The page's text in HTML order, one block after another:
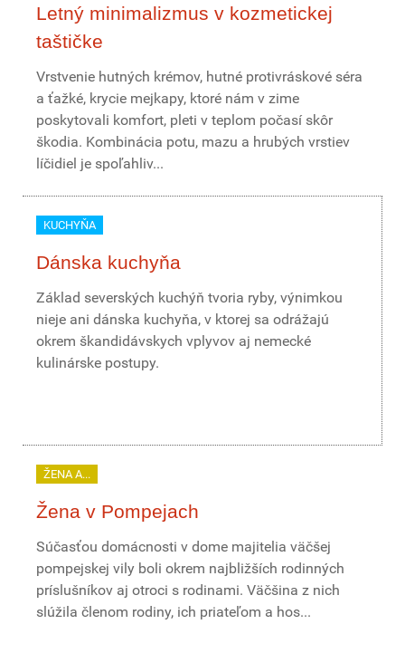
Letný minimalizmus v kozmetickej
taštičke
Vrstvenie hutných krémov, hutné protivráskové séra
a ťažké, krycie mejkapy, ktoré nám v zime
poskytovali komfort, pleti v teplom počasí skôr
škodia. Kombinácia potu, mazu a hrubých vrstiev
líčidiel je spoľahliv...
KUCHYŇA
Dánska kuchyňa
Základ severských kuchýň tvoria ryby, výnimkou
nieje ani dánska kuchyňa, v ktorej sa odrážajú
okrem škandidávskych vplyvov aj nemecké
kulinárske postupy.
ŽENA A...
Žena v Pompejach
Súčasťou domácnosti v dome majitelia väčšej
pompejskej vily boli okrem najbližších rodinných
príslušníkov aj otroci s rodinami. Väčšina z nich
slúžila členom rodiny, ich priateľom a hos...